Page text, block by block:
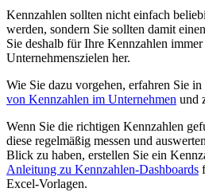
Kennzahlen sollten nicht einfach
werden, sondern Sie sollten damit
Sie deshalb für Ihre Kennzahlen
Unternehmenszielen her.
Wie Sie dazu vorgehen, erfahren Sie
von Kennzahlen im Unternehmen und
Wenn Sie die richtigen Kennzahlen
diese regelmäßig messen und
Blick zu haben, erstellen Sie ein
Anleitung zu Kennzahlen-Dashboards
Excel-Vorlagen.